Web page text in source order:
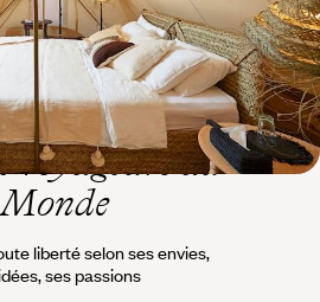
Voyageurs du
Monde
liberté selon ses envies,
ses passions